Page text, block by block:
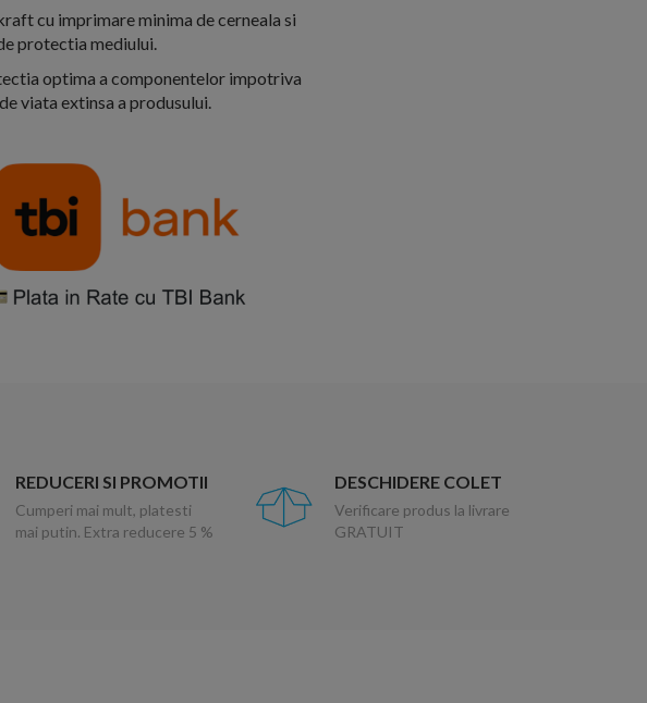
cu imprimare minima de cerneala si
protectia mediului.
optima a componentelor impotriva
viata extinsa a produsului.
REDUCERI SI PROMOTII
Cumperi mai mult, platesti
mai putin. Extra reducere 5 %
DESCHIDERE COLET
Verificare produs la livrare
GRATUIT